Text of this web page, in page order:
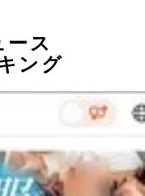
ース
ング